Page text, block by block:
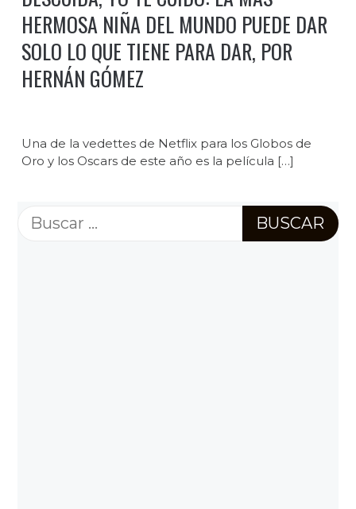
HERMOSA NIÑA DEL MUNDO PUEDE DAR
SOLO LO QUE TIENE PARA DAR, POR
HERNÁN GÓMEZ
Una de la vedettes de Netflix para los Globos de
Oro y los Oscars de este año es la película […]
Buscar: